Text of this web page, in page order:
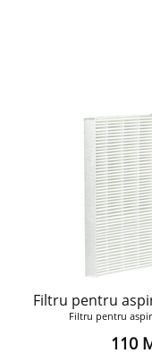
Filtru pentru
Filtru pentru
110